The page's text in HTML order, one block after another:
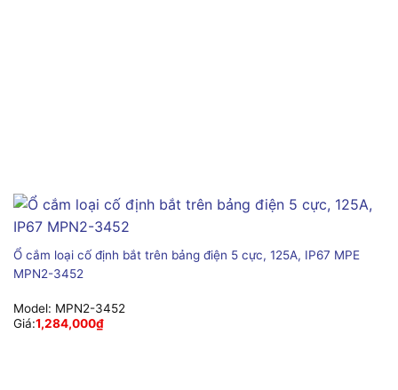
Ổ cắm loại cố định bắt trên bảng điện 5 cực, 125A, IP67 MPE
MPN2-3452
Model: MPN2-3452
Giá:1,284,000₫